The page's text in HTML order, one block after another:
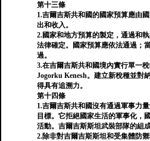
第十三條
1.吉爾吉斯共和國的國家預算應由
出和收入。
2.國家和地方預算的製定，通過和
法律確定。國家預算應依法通過；
過。
3.在吉爾吉斯共和國境內實行單一
Jogorku Kenesh。建立新稅種並對
得具有追溯力。
第十四條
1.吉爾吉斯共和國沒有通過軍事力
目標。它拒絕國家生活的軍事化，
活動。吉爾吉斯斯坦武裝部隊的組
2.除非對吉爾吉斯斯坦和受集體防